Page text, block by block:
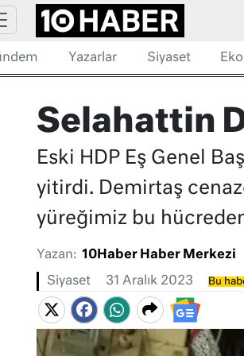
Yazarlar Siyaset
Selahattin
Eski HDP Eş Genel
yitirdi. Demirtaş
yüreğimiz bu
Yazan: 10Haber Haber Merkezi
Siyaset 31 Aralık 2023 Bu